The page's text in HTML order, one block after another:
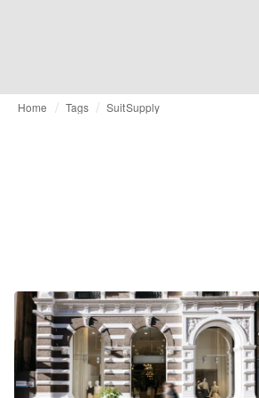
Home Tags SuitSupply